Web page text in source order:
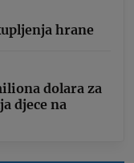
hrane
dolara za
djece na